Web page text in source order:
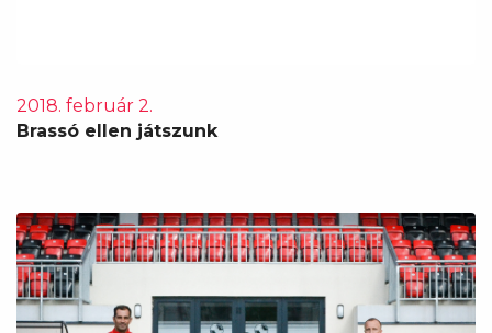
2018. február 2.
Brassó ellen játszunk